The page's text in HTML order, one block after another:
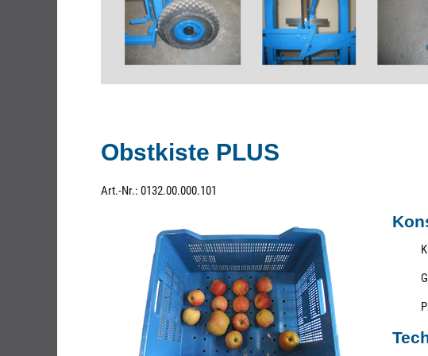
Obstkiste PLUS
Art.-Nr.: 0132.00.000.101